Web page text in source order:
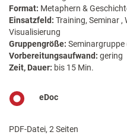
Format: Metaphern &
Einsatzfeld: Training, Seminar ,
Visualisierung
Gruppengröße: Seminargruppe
Vorbereitungsaufwand: gering
Zeit, Dauer: bis 15 Min.
eDoc
PDF-Datei, 2 Seiten